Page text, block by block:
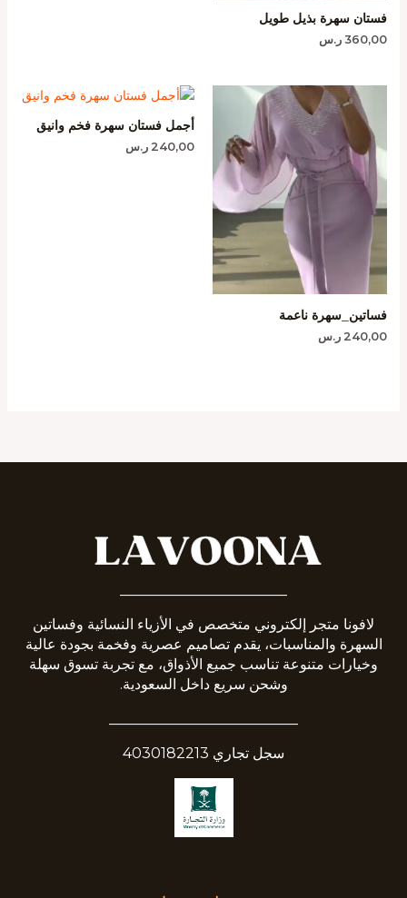
فستان سهرة بذيل طويل
360,00 ر.س
فساتين_سهرة ناعمة
240,00 ر.س
أجمل فستان سهرة فخم وانيق
240,00 ر.س
لافونا متجر إلكتروني متخصص في الأزياء النسائية وفساتين
السهرة والمناسبات، يقدم تصاميم عصرية وفخمة بجودة عالية
وخيارات متنوعة تناسب جميع الأذواق، مع تجربة تسوق سهلة
وشحن سريع داخل السعودية.
سجل تجاري 4030182213